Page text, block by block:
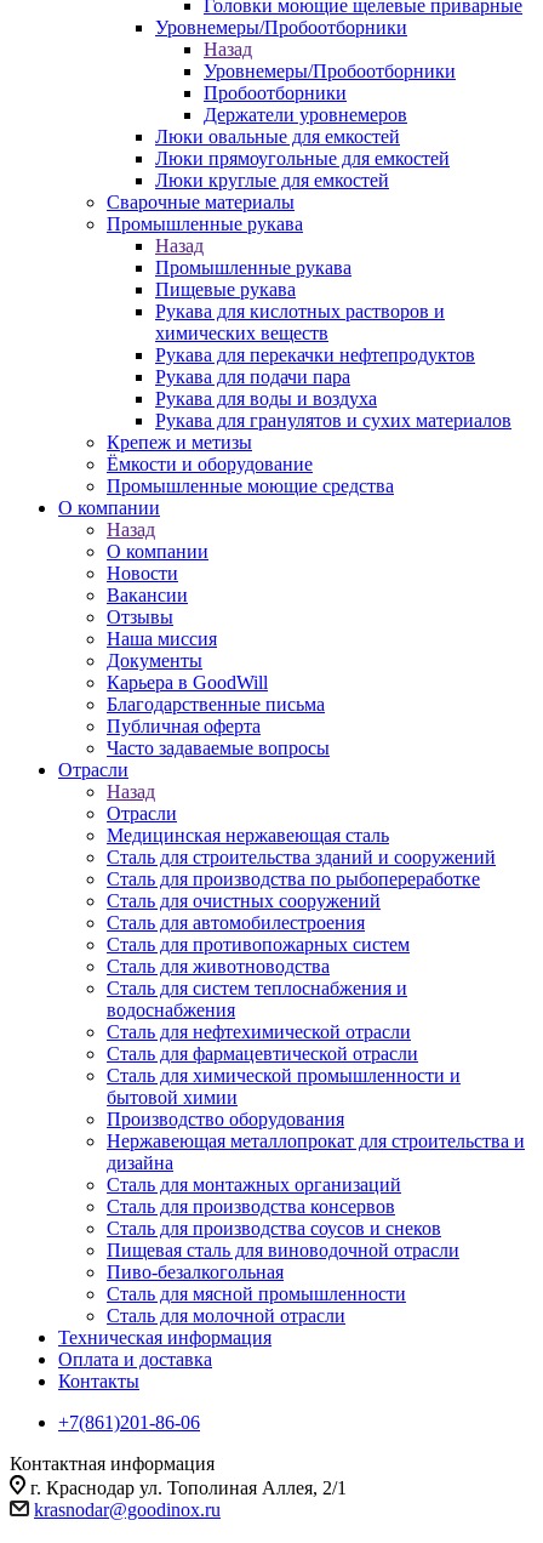
Головки моющие щелевые приварные
Уровнемеры/Пробоотборники
Назад
Уровнемеры/Пробоотборники
Пробоотборники
Держатели уровнемеров
Люки овальные для емкостей
Люки прямоугольные для емкостей
Люки круглые для емкостей
Сварочные материалы
Промышленные рукава
Назад
Промышленные рукава
Пищевые рукава
Рукава для кислотных растворов и
химических веществ
Рукава для перекачки нефтепродуктов
Рукава для подачи пара
Рукава для воды и воздуха
Рукава для гранулятов и сухих материалов
Крепеж и метизы
Ёмкости и оборудование
Промышленные моющие средства
О компании
Назад
О компании
Новости
Вакансии
Отзывы
Наша миссия
Документы
Карьера в GoodWill
Благодарственные письма
Публичная оферта
Часто задаваемые вопросы
Отрасли
Назад
Отрасли
Медицинcкая нержавеющая сталь
Сталь для строительства зданий и сооружений
Сталь для производства по рыбопереработке
Сталь для очистных сооружений
Сталь для автомобилестроения
Сталь для противопожарных систем
Сталь для животноводства
Сталь для систем теплоснабжения и
водоснабжения
Сталь для нефтехимической отрасли
Сталь для фармацевтической отрасли
Сталь для химической промышленности и
бытовой химии
Производство оборудования
Нержавеющая металлопрокат для строительства и
дизайна
Сталь для монтажных организаций
Сталь для производства консервов
Сталь для производства соусов и снеков
Пищевая сталь для виноводочной отрасли
Пиво-безалкогольная
Сталь для мясной промышленности
Сталь для молочной отрасли
Техническая информация
Оплата и доставка
Контакты
+7(861)201-86-06
Контактная информация
г. Краснодар ул. Тополиная Аллея, 2/1
krasnodar@goodinox.ru